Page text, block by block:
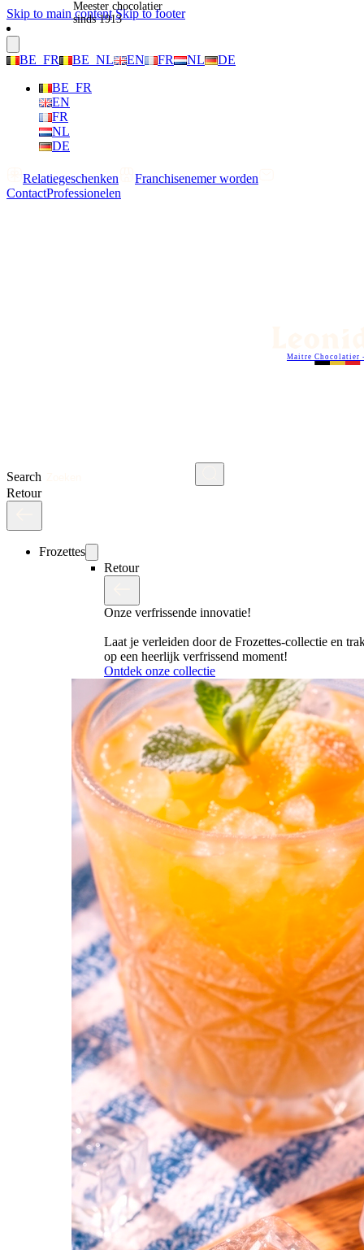
Skip to main content Skip to footer
BE_FR BE_NL EN FR NL
DE
BE_FR
EN
FR
NL
DE
Relatiegeschenken
Franchisenemer worden
ContactProfessionelen
Search
Maitre Chocolatier
Retour
Frozettes
Retour
Onze verfrissende innovatie!
Laat je verleiden door de Frozettes-collectie en
op een heerlijk verfrissend moment!
Ontdek onze collectie
Meester chocolatier
sinds 1913